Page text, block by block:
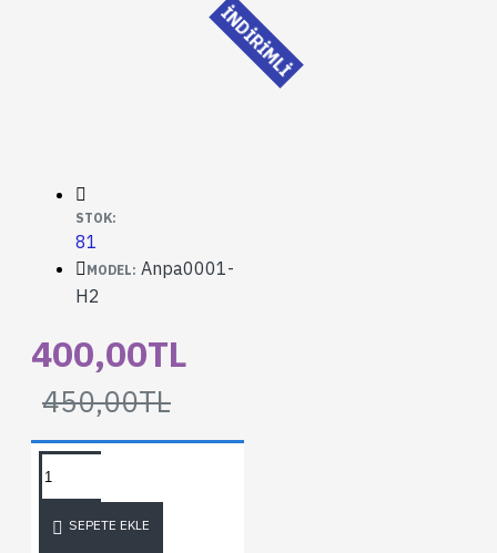
İNDİRİMLİ
400,00TL
450,00TL
STOK:
81
MODEL: Anpa0001-
H2
SEPETE EKLE